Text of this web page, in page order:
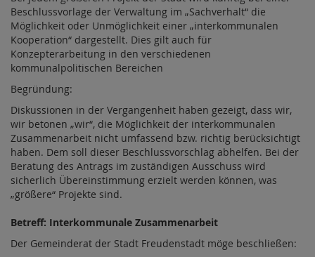
Beschlussvorlage der Verwaltung im „Sachverhalt“ die
Möglichkeit oder Unmöglichkeit einer „interkommunalen
Kooperation“ dargestellt. Dies gilt auch für
Konzepterarbeitung in den verschiedenen
kommunalpolitischen Bereichen
Begründung:
Diskussionen in der Vergangenheit haben gezeigt, dass wir,
wir betonen „wir“, die Möglichkeit der interkommunalen
Zusammenarbeit nicht umfassend bzw. richtig berücksichtigt
haben. Dem soll dieser Beschlussvorschlag abhelfen. Bei der
Beratung des Antrags im zuständigen Ausschuss wird
sicherlich Übereinstimmung erzielt werden können, was
„größere“ Projekte sind.
Betreff: Interkommunale Zusammenarbeit
Der Gemeinderat der Stadt Freudenstadt möge beschließen: